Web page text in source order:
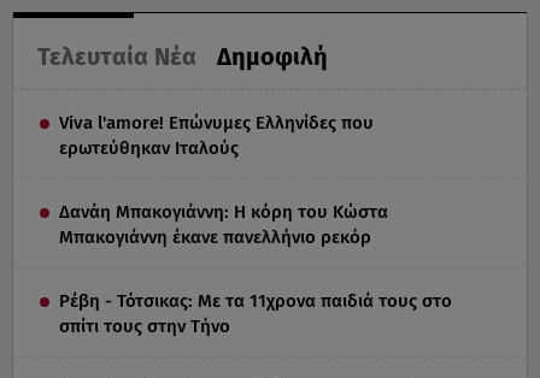
Τελευταία Νέα Δημοφιλή
Viva l'amore! Επώνυμες Ελληνίδες που
ερωτεύθηκαν Ιταλούς
Δανάη Μπακογιάννη: Η κόρη του Κώστα
Μπακογιάννη έκανε πανελλήνιο ρεκόρ
Ρέβη - Τότσικας: Με τα 11χρονα παιδιά τους στο
σπίτι τους στην Τήνο